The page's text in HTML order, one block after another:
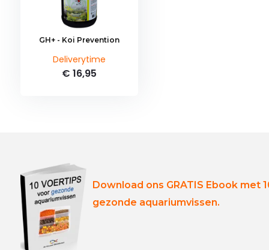
GH+ - Koi Prevention
Deliverytime
€ 16,95
Download ons GRATIS Ebook met
gezonde aquariumvissen.